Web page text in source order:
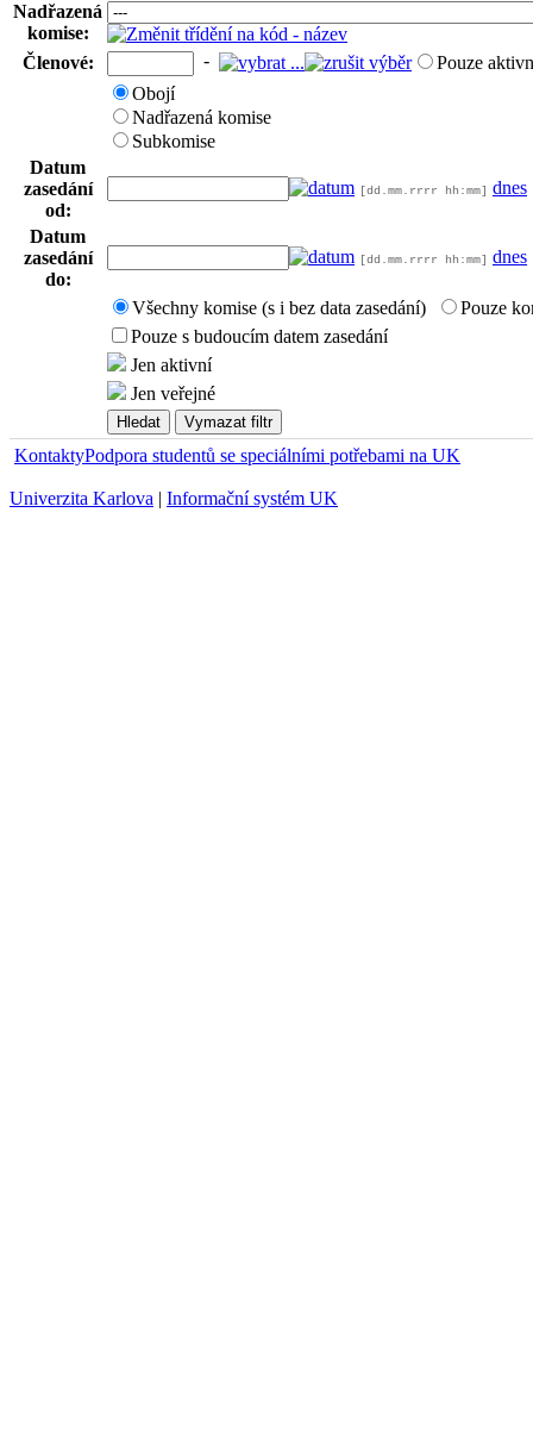
Nadřazená
komise:
Členové:
-
Pouze
Obojí
Nadřazená komise
Subkomise
Datum
zasedání
od:
[dd.mm.rrrr hh:mm] dnes
Datum
zasedání
do:
[dd.mm.rrrr hh:mm] dnes
Všechny komise (s i bez data zasedání)
Pouze
Pouze s budoucím datem zasedání
Jen aktivní
Jen veřejné
KontaktyPodpora studentů se speciálními potřebami na UK
Univerzita Karlova | Informační systém UK